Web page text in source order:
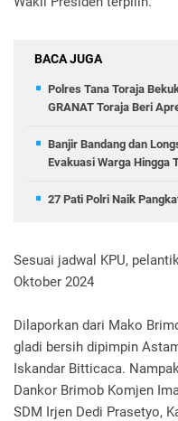
BACA JUGA
Polres Tana Toraja
GRANAT Toraja Beri
Banjir Bandang dan
Evakuasi Warga Hingga
27 Pati Polri Naik
Sesuai jadwal KPU,
Oktober 2024
Dilaporkan dari Mako
gladi bersih dipimpin
Iskandar Bitticaca.
Dankor Brimob Komjen
SDM Irjen Dedi Prasetyo,